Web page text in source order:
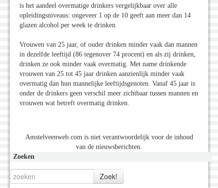
is het aandeel overmatige drinkers vergelijkbaar over alle
opleidingsniveaus: ongeveer 1 op de 10 geeft aan meer dan 14
glazen alcohol per week te drinken.
Vrouwen van 25 jaar, of ouder drinken minder vaak dan mannen
in dezelfde leeftijd (86 tegenover 74 procent) en als zij drinken,
drinken ze ook minder vaak overmatig. Met name drinkende
vrouwen van 25 tot 45 jaar drinken aanzienlijk minder vaak
overmatig dan hun mannelijke leeftijdsgenoten. Vanaf 45 jaar is
onder de drinkers geen verschil meer zichtbaar tussen mannen en
vrouwen wat betreft overmatig drinken.
Amstelveenweb.com is niet verantwoordelijk voor de inhoud
van de nieuwsberichten.
Zoeken